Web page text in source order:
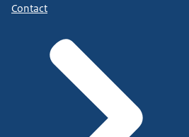
Contact